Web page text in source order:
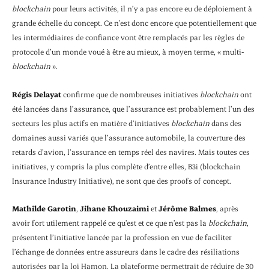
blockchainpour leurs activités, il n’y a pas encore eu de déploiement à
grande échelle du concept. Ce n’est donc encore que potentiellement que
les intermédiaires de confiance vont être remplacés par les règles de
protocole d’un monde voué à être au mieux, à moyen terme, « multi-
blockchain ».
Régis Delayatconfirme que de nombreuses initiatives blockchainont
été lancées dans l’assurance, que l’assurance est probablement l’un des
secteurs les plus actifs en matière d’initiatives blockchaindans des
domaines aussi variés que l’assurance automobile, la couverture des
retards d’avion, l’assurance en temps réel des navires. Mais toutes ces
initiatives, y compris la plus complète d’entre elles, B3i (blockchain
Insurance Industry Initiative), ne sont que des proofs of concept.
Mathilde Garotin, Jihane KhouzaimietJérôme Balmes, après
avoir fort utilement rappelé ce qu’est et ce que n’est pas la blockchain,
présentent l’initiative lancée par la profession en vue de faciliter
l’échange de données entre assureurs dans le cadre des résiliations
autorisées par la loi Hamon. La plateforme permettrait de réduire de 30